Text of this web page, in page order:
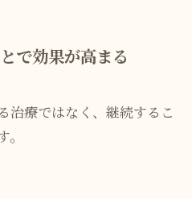
で効果が高まる
治療ではなく、継続するこ